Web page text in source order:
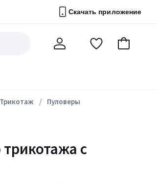
Скачать приложение
ПерейтиВ
Трикотаж Пуловеры
с